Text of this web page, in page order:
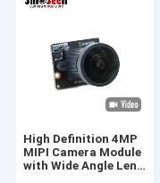
High Definition 4MP
MIPI Camera Module
with Wide Angle Lens